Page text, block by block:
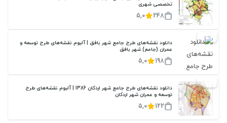
تخصصی شهری
248
5,0
20%
دانلود نقشه‌های طرح جامع شهر بافق | آلبوم نقشه‌های طرح توسعه و
عمران (جامع) شهر بافق
198
5,0
20%
دانلود نقشه‌های طرح جامع شهر اردکان 1386 | آلبوم نقشه‌های طرح
توسعه و عمران شهر اردکان
122
5,0